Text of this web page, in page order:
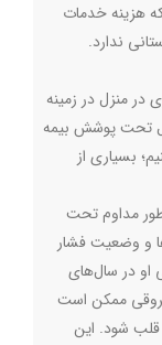
هزینه خدمات
ندارد.
در منزل در زمینه
تحت پوشش بیمه
بسیاری از
طور مداوم تحت
و وضعیت فشار
در سال‌های
ممکن است
‌شود. این